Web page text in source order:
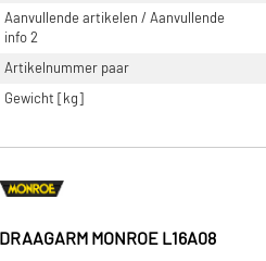
Aanvullende artikelen / Aanvullende
info 2
Artikelnummer paar
Gewicht [kg]
DRAAGARM MONROE L16A08